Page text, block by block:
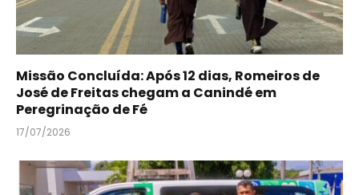
Missão Concluída: Após 12 dias, Romeiros de
José de Freitas chegam a Canindé em
Peregrinação de Fé
17/07/2026